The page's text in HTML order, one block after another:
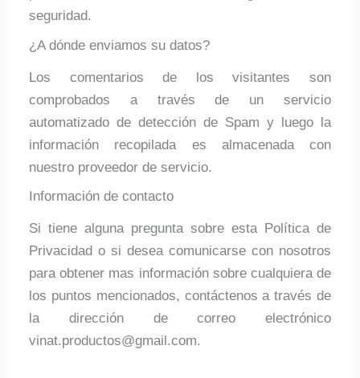
seguridad.
¿A dónde enviamos su datos?
Los comentarios de los visitantes son
comprobados a través de un servicio
automatizado de detección de Spam y luego la
información recopilada es almacenada con
nuestro proveedor de servicio.
Información de contacto
Si tiene alguna pregunta sobre esta Política de
Privacidad o si desea comunicarse con nosotros
para obtener mas información sobre cualquiera de
los puntos mencionados, contáctenos a través de
la dirección de correo electrónico
vinat.productos@gmail.com.